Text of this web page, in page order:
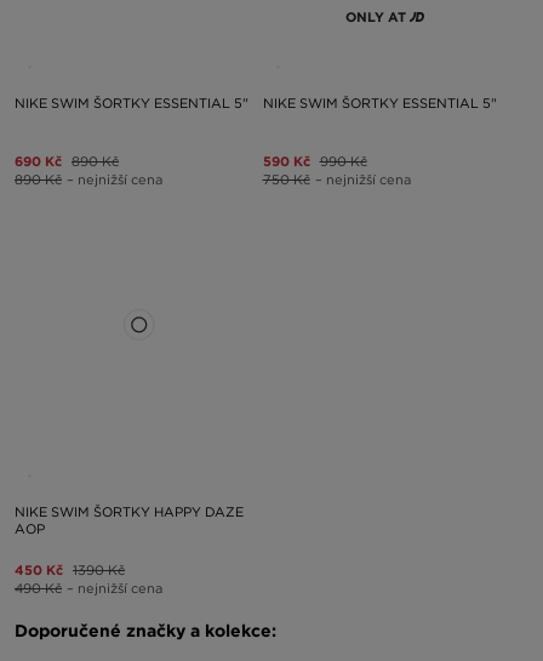
NIKE SWIM ŠORTKY ESSENTIAL 5"
690 Kč 890 Kč
890 Kč – nejnižší cena
ONLY AT
NIKE SWIM ŠORTKY ESSENTIAL 5"
590 Kč 990 Kč
750 Kč – nejnižší cena
NIKE SWIM ŠORTKY HAPPY DAZE
AOP
450 Kč 1390 Kč
490 Kč – nejnižší cena
Doporučené značky a kolekce: